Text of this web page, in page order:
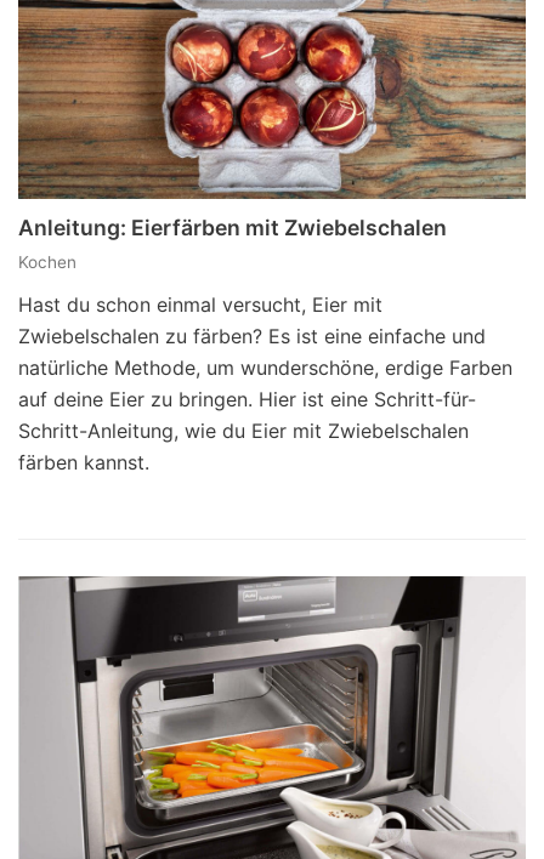
Anleitung: Eierfärben mit Zwiebelschalen
Kochen
Hast du schon einmal versucht, Eier mit
Zwiebelschalen zu färben? Es ist eine einfache und
natürliche Methode, um wunderschöne, erdige Farben
auf deine Eier zu bringen. Hier ist eine Schritt-für-
Schritt-Anleitung, wie du Eier mit Zwiebelschalen
färben kannst.